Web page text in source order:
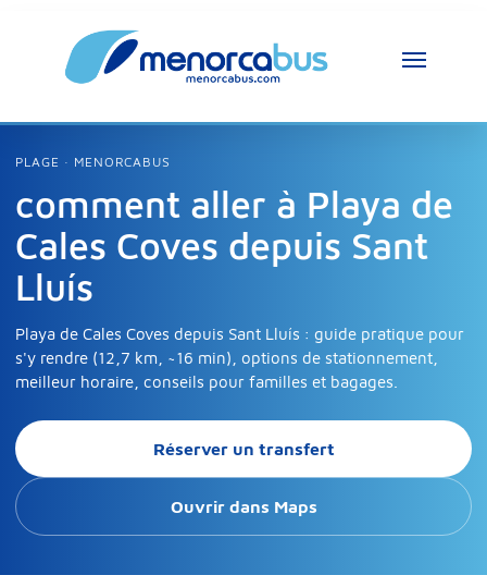
PLAGE · MENORCABUS
comment aller à Playa de
Cales Coves depuis Sant
Lluís
Playa de Cales Coves depuis Sant Lluís : guide pratique pour
s'y rendre (12,7 km, ~16 min), options de stationnement,
meilleur horaire, conseils pour familles et bagages.
Réserver un transfert
Ouvrir dans Maps